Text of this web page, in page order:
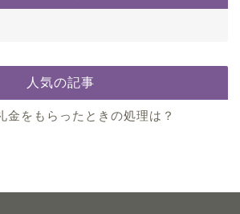
人気の記事
金をもらったときの処理は？